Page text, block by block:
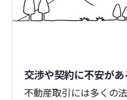
交渉や契約に不安があ
不動産取引には多くの